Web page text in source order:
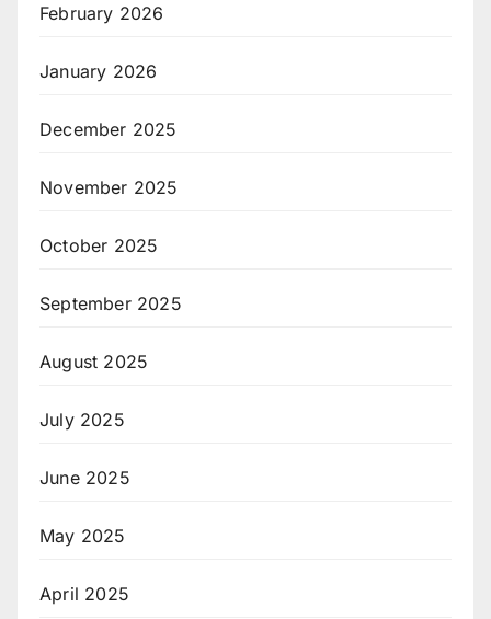
February 2026
January 2026
December 2025
November 2025
October 2025
September 2025
August 2025
July 2025
June 2025
May 2025
April 2025